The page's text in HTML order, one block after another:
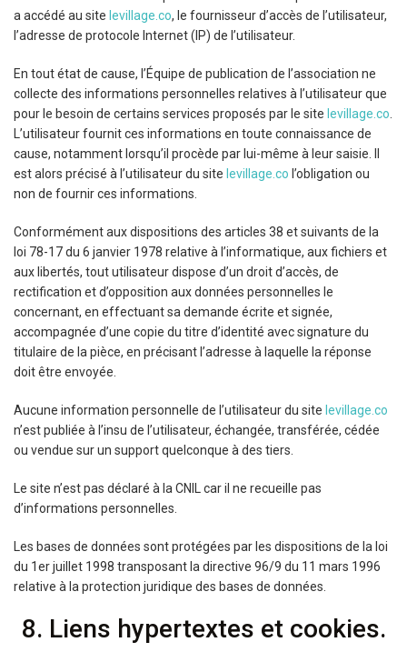
a accédé au site levillage.co, le fournisseur d’accès de l’utilisateur,
l’adresse de protocole Internet (IP) de l’utilisateur.
En tout état de cause, l’Équipe de publication de l’association ne
collecte des informations personnelles relatives à l’utilisateur que
pour le besoin de certains services proposés par le site levillage.co
L’utilisateur fournit ces informations en toute connaissance de
cause, notamment lorsqu’il procède par lui-même à leur saisie. Il
est alors précisé à l’utilisateur du site levillage.co l’obligation ou
non de fournir ces informations.
Conformément aux dispositions des articles 38 et suivants de la
loi 78-17 du 6 janvier 1978 relative à l’informatique, aux fichiers et
aux libertés, tout utilisateur dispose d’un droit d’accès, de
rectification et d’opposition aux données personnelles le
concernant, en effectuant sa demande écrite et signée,
accompagnée d’une copie du titre d’identité avec signature du
titulaire de la pièce, en précisant l’adresse à laquelle la réponse
doit être envoyée.
Aucune information personnelle de l’utilisateur du site levillage.co
n’est publiée à l’insu de l’utilisateur, échangée, transférée, cédée
ou vendue sur un support quelconque à des tiers.
Le site n’est pas déclaré à la CNIL car il ne recueille pas
d’informations personnelles.
Les bases de données sont protégées par les dispositions de la loi
du 1er juillet 1998 transposant la directive 96/9 du 11 mars 1996
relative à la protection juridique des bases de données.
8. Liens hypertextes et cookies.